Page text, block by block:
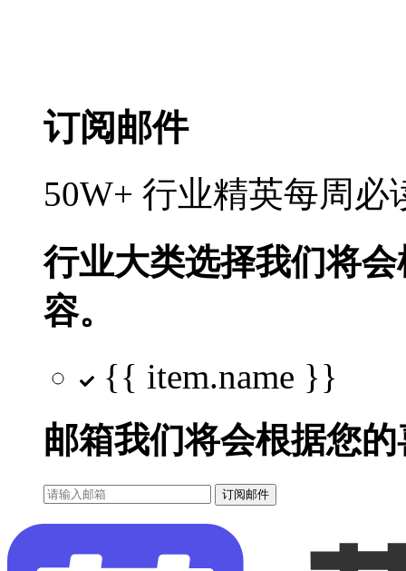
订阅邮件
50W+ 行业精英每周
行业大类选择我们将
容。
{{ item.name }}
邮箱我们将会根据您
订阅邮件